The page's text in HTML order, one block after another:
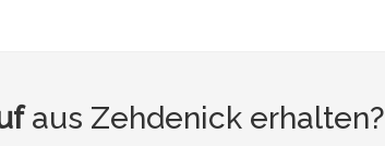
aus Zehdenick erhalten?